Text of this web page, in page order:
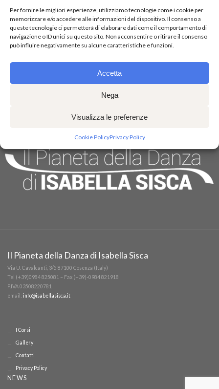
Per fornire le migliori esperienze, utilizziamo tecnologie come i cookie per
memorizzare e/o accedere alle informazioni del dispositivo. Il consenso a
queste tecnologie ci permetterà di elaborare dati come il comportamento di
navigazione o ID unici su questo sito. Non acconsentire o ritirare il consenso
può influire negativamente su alcune caratteristiche e funzioni.
Accetta
Nega
Visualizza le preferenze
Cookie PolicyPrivacy Policy
Saggio di fine anno: appuntamento al Teatro Auditorium UniCal
Chiusura per le Festività Pasquali
Successo a Torino per “Sette Spose per Sette Fratelli”: applausi anche per
Mattia De Gaetano
Classi coreografiche di Hip Hop con il maestro Giuseppe Pastore
Il Pianeta della Danza di Isabella Sisca
Via U. Cavalcanti, 3/5 87100 Cosenza (Italy)
Tel (+39)0984 825081 – Fax (+39)-0984 821918
P.IVA 03508220781
email: info@isabellasisca.it
I Corsi
Gallery
Contatti
Privacy Policy
NEWS